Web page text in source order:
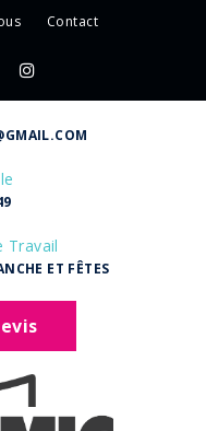
Contact
Travail
ET FÊTES